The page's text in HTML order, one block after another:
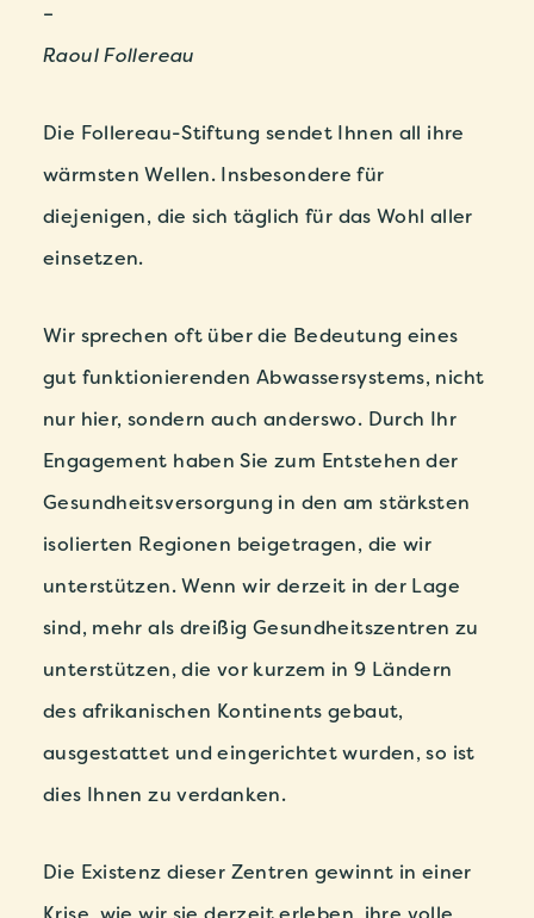
–
Raoul Follereau
Die Follereau-Stiftung sendet Ihnen all ihre
wärmsten Wellen. Insbesondere für
diejenigen, die sich täglich für das Wohl aller
einsetzen.
Wir sprechen oft über die Bedeutung eines
gut funktionierenden Abwassersystems, nicht
nur hier, sondern auch anderswo. Durch Ihr
Engagement haben Sie zum Entstehen der
Gesundheitsversorgung in den am stärksten
isolierten Regionen beigetragen, die wir
unterstützen. Wenn wir derzeit in der Lage
sind, mehr als dreißig Gesundheitszentren zu
unterstützen, die vor kurzem in 9 Ländern
des afrikanischen Kontinents gebaut,
ausgestattet und eingerichtet wurden, so ist
dies Ihnen zu verdanken.
Die Existenz dieser Zentren gewinnt in einer